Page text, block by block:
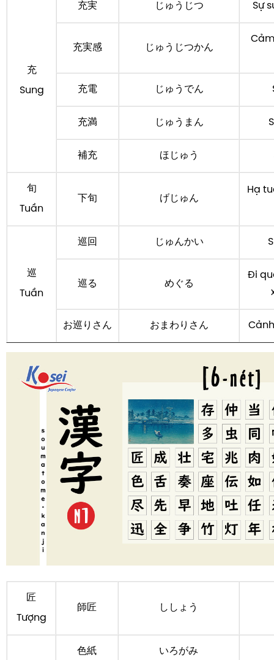
充
Sung
充実 じゅうじつ Sự
充実感 じゅうじつかん
充電 じゅうでん
充満 じゅうまん
補充 ほじゅう
旬
Tuần
下旬 げじゅん
Hạ
巡
Tuần
巡回 じゅんかい
巡る めぐる
Đi
お巡りさん おまわりさん
匠
Tượng
師匠 ししょう
色紙 いろがみ